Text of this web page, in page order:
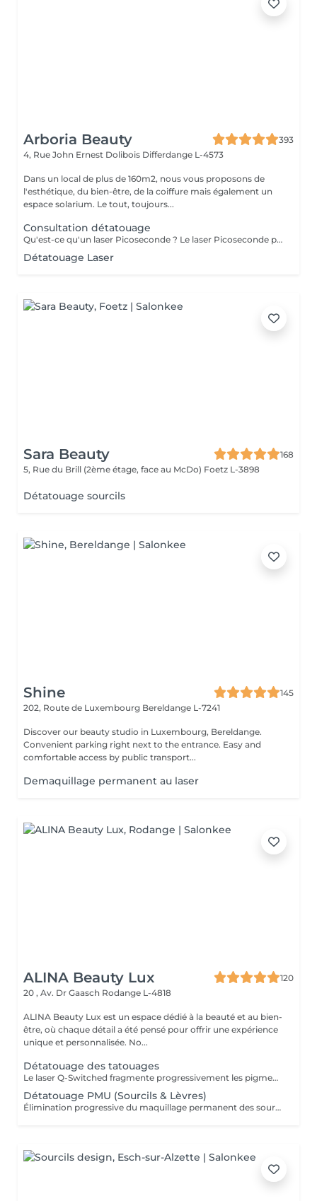
Arboria Beauty
393
4, Rue John Ernest Dolibois Differdange L-4573
Dans un local de plus de 160m2, nous vous proposons de
l'esthétique, du bien-être, de la coiffure mais également un
espace solarium. Le tout, toujours...
Consultation détatouage
Qu'est-ce qu'un laser Picoseconde ? Le laser Picoseconde permet de délivrer une impulsion lumineuse de l'ordre de 300 picoseconde. Cette brièveté d'impulsion induit une onde de choc capable de fragmenter les pigments du tatouage. Le détatouage était jusqu'à présent réalisé avec des lasers dits «Q Switched» avec une durée d'impulsion de l'ordre de la nanoseconde, beaucoup moins efficace. - Efficace sur les tatouages noirs et de couleurs - Traitement corps, visage et maquillage permanant. - Le détatouage par laser ne laisse pas de cicatrices après le traitement ; - Les séances sont espacées de 30 à 40 jours (au lieu de 2 mois ou plus avec un laser «Q Switched») ; Il est impossible de prédire avec précision le nombre de séances nécessaires. En effet, tout dépend des facteurs sur lesquels nous n'avons aucune information avant de commencer le traitement (qualité et profondeur de l'encre, présence ou non de métaux dans les pigments)
Détatouage Laser
Sara Beauty
168
5, Rue du Brill (2ème étage, face au McDo) Foetz L-3898
Détatouage sourcils
Shine
145
202, Route de Luxembourg Bereldange L-7241
Discover our beauty studio in Luxembourg, Bereldange.
Convenient parking right next to the entrance. Easy and
comfortable access by public transport...
Demaquillage permanent au laser
ALINA Beauty Lux
120
20 , Av. Dr Gaasch Rodange L-4818
ALINA Beauty Lux est un espace dédié à la beauté et au bien-
être, où chaque détail a été pensé pour offrir une expérience
unique et personnalisée. No...
Détatouage des tatouages
Le laser Q-Switched fragmente progressivement les pigments du tatouage afin que l'organisme les élimine naturellement. Tatouages noirs Tatouages rouges Tatouages bleus Certains pigments colorés (selon leur composition) En moyenne 4 à 10 séances, espacées de 6 à 8 semaines, sont nécessaires. À LIRE AVANT VOTRE SÉANCE Évitez toute exposition au soleil et aux UV pendant les 2 semaines avant et après la séance. Informez-nous si vous prenez un traitement photosensibilisant. Traitement contre-indiqué pendant la grossesse. Le traitement ne peut pas être réalisé sur une peau infectée, brûlée ou présentant une plaie. Ne pas appliquer de rétinol, d'acides exfoliants ou de produits irritants sur la zone avant et après le traitement. Respectez un délai minimum de 6 à 8 semaines entre chaque séance.
Détatouage PMU (Sourcils & Lèvres)
Élimination progressive du maquillage permanent des sourcils et des lèvres à l'aide d'un laser Q-Switched. Le nombre de séances dépend de: la couleur du pigment la profondeur d'implantation l'ancienneté du maquillage permanent la réaction individuelle de la peau 17 En moyenne 3 à 8 séances, espacées de 6 à 8 semaines, sont nécessaires. À LIRE AVANT VOTRE SÉANCE Évitez toute exposition au soleil et aux UV pendant les 2 semaines avant et après la séance. Informez-nous si vous prenez un traitement photosensibilisant. Traitement contre-indiqué pendant la grossesse. Le traitement ne peut pas être réalisé sur une peau infectée, brûlée ou présentant une plaie. Ne pas appliquer de rétinol, d'acides exfoliants ou de produits irritants sur la zone avant et après le traitement. Respectez un délai minimum de 6 à 8 semaines entre chaque séance.